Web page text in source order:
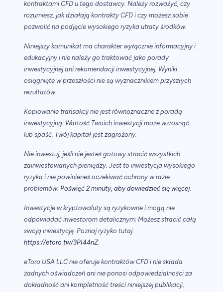
kontraktami CFD u tego dostawcy. Należy rozważyć, czy
rozumiesz, jak działają kontrakty CFD i czy możesz sobie
pozwolić na podjęcie wysokiego ryzyka utraty środków.
Niniejszy komunikat ma charakter wyłącznie informacyjny i
edukacyjny i nie należy go traktować jako porady
inwestycyjnej ani rekomendacji inwestycyjnej. Wyniki
osiągnięte w przeszłości nie są wyznacznikiem przyszłych
rezultatów.
Kopiowanie transakcji nie jest równoznaczne z poradą
inwestycyjną. Wartość Twoich inwestycji może wzrosnąć
lub spaść. Twój kapitał jest zagrożony.
Nie inwestuj, jeśli nie jesteś gotowy stracić wszystkich
zainwestowanych pieniędzy. Jest to inwestycja wysokiego
ryzyka i nie powinieneś oczekiwać ochrony w razie
problemów. Poświęć 2 minuty, aby dowiedzieć się więcej.
Inwestycje w kryptowaluty są ryzykowne i mogą nie
odpowiadać inwestorom detalicznym; Możesz stracić całą
swoją inwestycję. Poznaj ryzyko tutaj:
https://etoro.tw/3PI44nZ.
eToro USA LLC nie oferuje kontraktów CFD i nie składa
żadnych oświadczeń ani nie ponosi odpowiedzialności za
dokładność ani kompletność treści niniejszej publikacji,